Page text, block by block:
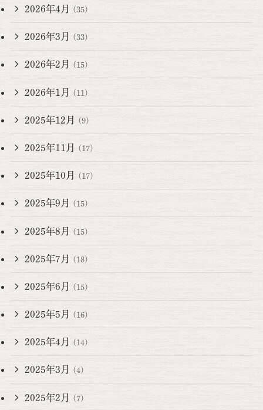
2026年4月 (35)
2026年3月 (33)
2026年2月 (15)
2026年1月 (11)
2025年12月 (9)
2025年11月 (17)
2025年10月 (17)
2025年9月 (15)
2025年8月 (15)
2025年7月 (18)
2025年6月 (15)
2025年5月 (16)
2025年4月 (14)
2025年3月 (4)
2025年2月 (7)